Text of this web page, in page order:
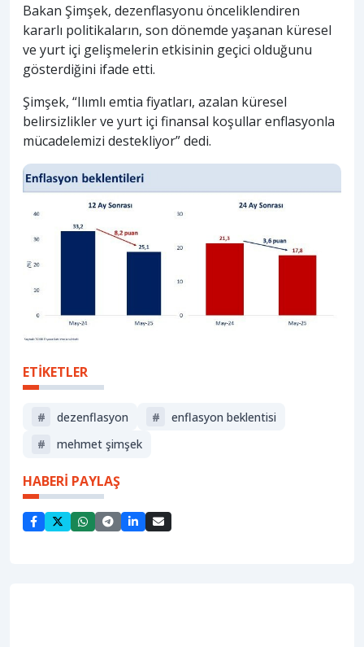
Bakan Şimşek, dezenflasyonu önceliklendiren
kararlı politikaların, son dönemde yaşanan küresel
ve yurt içi gelişmelerin etkisinin geçici olduğunu
gösterdiğini ifade etti.
Şimşek, “Ilımlı emtia fiyatları, azalan küresel
belirsizlikler ve yurt içi finansal koşullar enflasyonla
mücadelemizi destekliyor” dedi.
ETİKETLER
# dezenflasyon #
enflasyon beklentisi
#
mehmet şimşek
HABERİ PAYLAŞ